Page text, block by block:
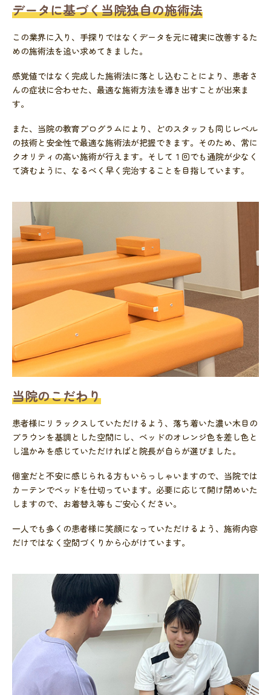
データに基づく当院独自の施術法
この業界に入り、手探りではなくデータを元に確実に改善するた
めの施術法を追い求めてきました。
感覚値ではなく完成した施術法に落とし込むことにより、患者さ
んの症状に合わせた、最適な施術方法を導き出すことが出来ま
す。
また、当院の教育プログラムにより、どのスタッフも同じレベル
の技術と安全性で最適な施術法が把握できます。そのため、常に
クオリティの高い施術が行えます。そして１回でも通院が少なく
て済むように、なるべく早く完治することを目指しています。
当院のこだわり
患者様にリラックスしていただけるよう、落ち着いた濃い木目の
ブラウンを基調とした空間にし、ベッドのオレンジ色を差し色と
し温かみを感じていただければと院長が自らが選びました。
個室だと不安に感じられる方もいらっしゃいますので、当院では
カーテンでベッドを仕切っています。必要に応じて開け閉めいた
しますので、お着替え等もご安心ください。
一人でも多くの患者様に笑顔になっていただけるよう、施術内容
だけではなく空間づくりから心がけています。